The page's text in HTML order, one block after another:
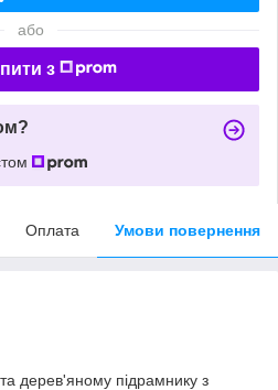
або
з
Оплата Умови повернення
дерев'яному підрамнику з